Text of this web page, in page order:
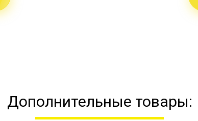
Дополнительные товары: